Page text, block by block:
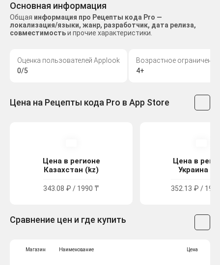
Основная информация
Общая информация про Рецепты кода Pro —
локализация/языки, жанр, разработчик, дата релиза,
совместимостьи прочие характеристики.
Оценка пользователей Applook
0/5
Возрастное ограничение
4+
Цена на Рецепты кода Pro в App Store
Цена в регионе
Казахстан (kz)
343.08 ₽ / 1990 ₸
Цена в
Украина
352.13 ₽ /
Сравнение цен и где купить
Магазин Наименование Цена